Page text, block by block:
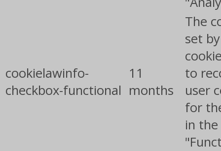
cookielawinfo-
checkbox-functional
11
months
The
set
to
user
for
in